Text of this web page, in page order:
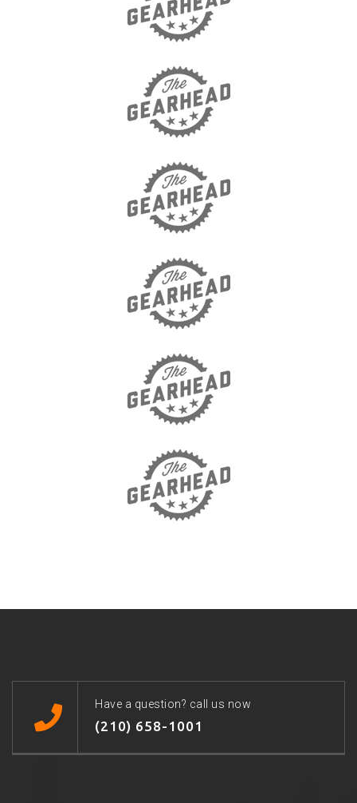
Have a question? call us now
(210) 658-1001